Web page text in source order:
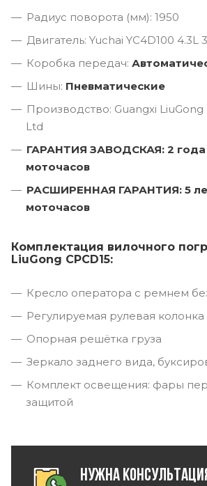
Радиус поворота (мм): 1950
Двигатель: Yuchai YC4D100 4.3L
Коробка передач:
Шины: Пневматические
Производство: Guangxi LiuGong
Ltd
ГАРАНТИЯ ЗАВОДСКАЯ: 2
моточасов
РАСШИРЕННАЯ ГАРАНТИЯ: 5
моточасов
Комплектация вилочного
LiuGong CPCD15:
Кресло оператора с ремнем
Регулируемая рулевая колонка
Опорная решётка груза
Зеркало заднего вида,
Комплект освещения: фары
защитой
Нужна